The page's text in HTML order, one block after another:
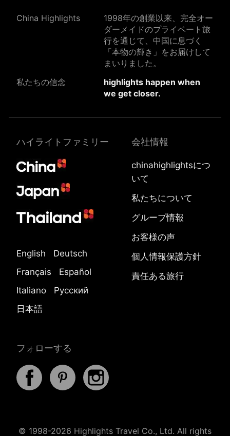
China Highlights
1998年の創業以来、完全オー
ダーメイドのプライベート旅
行を通じて、中国に息づく
「本物の輝き」をお届けして
まいりました。
私たちの信念
highlights happen when
we get closer.
ハイライトファミリー
English
Deutsch
Français
Español
Italiano
Русский
日本語
フォローする
会社情報
chinahighlightsにつ
いて
私たちについて
グループ情報
お客様の声
個人情報保護方針
責任ある旅行
© 1998-2026 Highlights Travel Co., Ltd. All rights